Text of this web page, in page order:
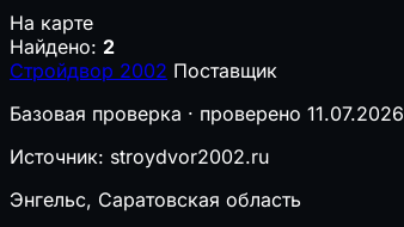
На карте
Найдено: 2
Стройдвор 2002 Поставщик
Базовая проверка · проверено 11.07.2026
Источник: stroydvor2002.ru
Энгельс, Саратовская область